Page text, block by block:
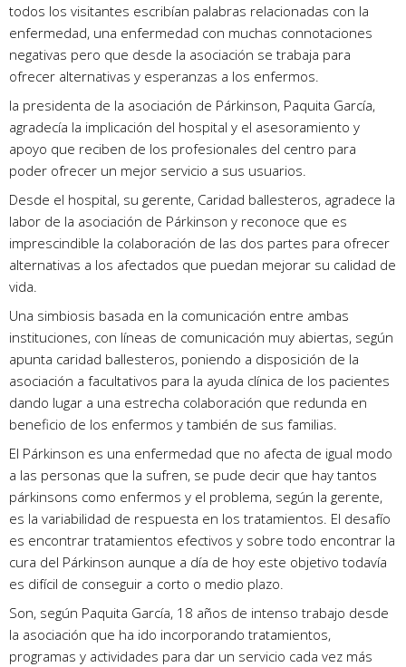
todos los visitantes escribían palabras relacionadas con la
enfermedad, una enfermedad con muchas connotaciones
negativas pero que desde la asociación se trabaja para
ofrecer alternativas y esperanzas a los enfermos.
la presidenta de la asociación de Párkinson, Paquita García,
agradecía la implicación del hospital y el asesoramiento y
apoyo que reciben de los profesionales del centro para
poder ofrecer un mejor servicio a sus usuarios.
Desde el hospital, su gerente, Caridad ballesteros, agradece la
labor de la asociación de Párkinson y reconoce que es
imprescindible la colaboración de las dos partes para ofrecer
alternativas a los afectados que puedan mejorar su calidad de
vida.
Una simbiosis basada en la comunicación entre ambas
instituciones, con líneas de comunicación muy abiertas, según
apunta caridad ballesteros, poniendo a disposición de la
asociación a facultativos para la ayuda clínica de los pacientes
dando lugar a una estrecha colaboración que redunda en
beneficio de los enfermos y también de sus familias.
El Párkinson es una enfermedad que no afecta de igual modo
a las personas que la sufren, se pude decir que hay tantos
párkinsons como enfermos y el problema, según la gerente,
es la variabilidad de respuesta en los tratamientos. El desafío
es encontrar tratamientos efectivos y sobre todo encontrar la
cura del Párkinson aunque a día de hoy este objetivo todavía
es difícil de conseguir a corto o medio plazo.
Son, según Paquita García, 18 años de intenso trabajo desde
la asociación que ha ido incorporando tratamientos,
programas y actividades para dar un servicio cada vez más